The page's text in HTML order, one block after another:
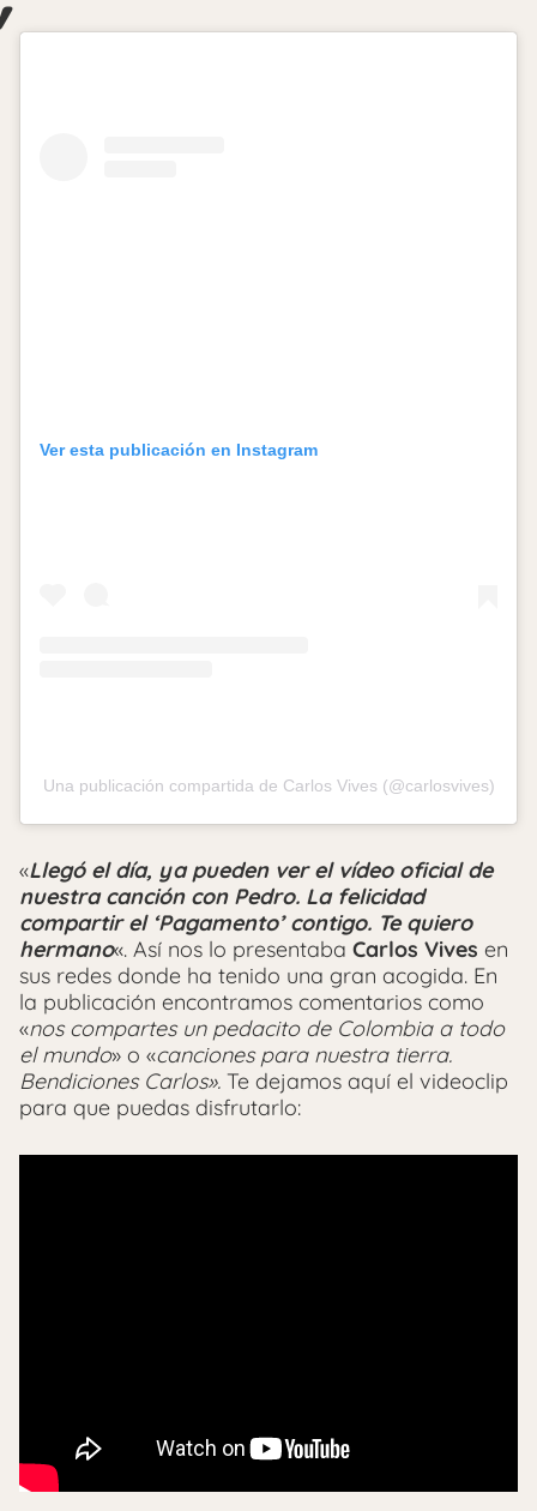
Ver esta publicación en Instagram
Una publicación compartida de Carlos Vives (@carlosvives)
«Llegó el día, ya pueden ver el vídeo oficial de
nuestra canción con Pedro. La felicidad
compartir el ‘Pagamento’ contigo. Te quiero
hermano«. Así nos lo presentaba Carlos Vives en
sus redes donde ha tenido una gran acogida. En
la publicación encontramos comentarios como
«nos compartes un pedacito de Colombia a todo
el mundo» o «canciones para nuestra tierra.
Bendiciones Carlos». Te dejamos aquí el videoclip
para que puedas disfrutarlo: